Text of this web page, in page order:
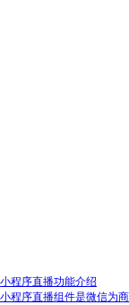
小程序直播功能介绍
小程序直播组件是微信为